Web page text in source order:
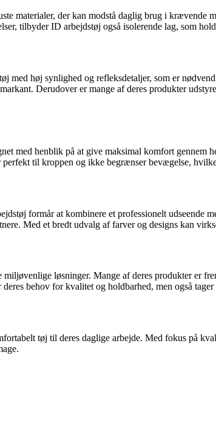
materialer, der kan modstå daglig brug i
tilbyder ID arbejdstøj også isolerende lag, som
med høj synlighed og refleksdetaljer, som er
Derudover er mange af deres produkter
med henblik på at give maksimal komfort gennem
perfekt til kroppen og ikke begrænser bevægelse,
formår at kombinere et professionelt udseende
Med et bredt udvalg af farver og designs kan
løsninger. Mange af deres produkter er
behov for kvalitet og holdbarhed, men også
tøj til deres daglige arbejde. Med fokus på